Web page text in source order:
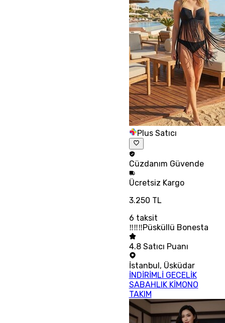
Plus Satıcı
Cüzdanım Güvende
Ücretsiz Kargo
3.250 TL
6 taksit
‼‼‼Püsküllü Bonesta
4.8 Satıcı Puanı
İstanbul, Üsküdar
İNDİRİMLİ GECELİK
SABAHLIK KİMONO
TAKIM